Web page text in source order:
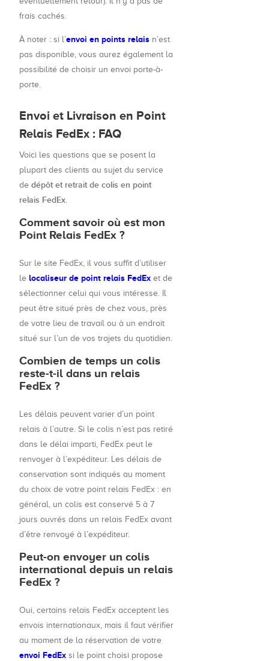
frais cachés.
À noter : si l’envoi en points relais n’est
pas disponible, vous aurez également la
possibilité de choisir un envoi porte-à-
porte.
Envoi et Livraison en Point
Relais FedEx : FAQ
Voici les questions que se posent la
plupart des clients au sujet du service
de dépôt et retrait de colis en point
relais FedEx.
Comment savoir où est mon
Point Relais FedEx ?
Sur le site FedEx, il vous suffit d’utiliser
le localiseur de point relais FedEx et de
sélectionner celui qui vous intéresse. Il
peut être situé près de chez vous, près
de votre lieu de travail ou à un endroit
situé sur l’un de vos trajets du quotidien.
Combien de temps un colis
reste-t-il dans un relais
FedEx ?
Les délais peuvent varier d’un point
relais à l’autre. Si le colis n’est pas retiré
dans le délai imparti, FedEx peut le
renvoyer à l’expéditeur. Les délais de
conservation sont indiqués au moment
du choix de votre point relais FedEx : en
général, un colis est conservé 5 à 7
jours ouvrés dans un relais FedEx avant
d’être renvoyé à l’expéditeur.
Peut-on envoyer un colis
international depuis un relais
FedEx ?
Oui, certains relais FedEx acceptent les
envois internationaux, mais il faut vérifier
au moment de la réservation de votre
envoi FedEx si le point choisi propose